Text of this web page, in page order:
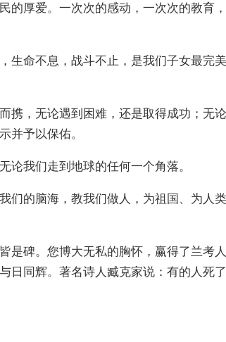
的厚爱。一次次的感动，一次次的教育
命不息，战斗不止，是我们子女最完
，无论遇到困难，还是取得成功；无
并予以保佑。
我们走到地球的任何一个角落。
的脑海，教我们做人，为祖国、为人
碑。您博大无私的胸怀，赢得了兰考
日同辉。著名诗人臧克家说：有的人死了